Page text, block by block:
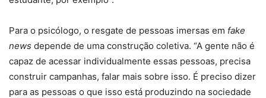
Para o psicólogo, o resgate de pessoas imersas em fake
news depende de uma construção coletiva. “A gente não é
capaz de acessar individualmente essas pessoas, precisa
construir campanhas, falar mais sobre isso. É preciso dizer
para as pessoas o que isso está produzindo na sociedade